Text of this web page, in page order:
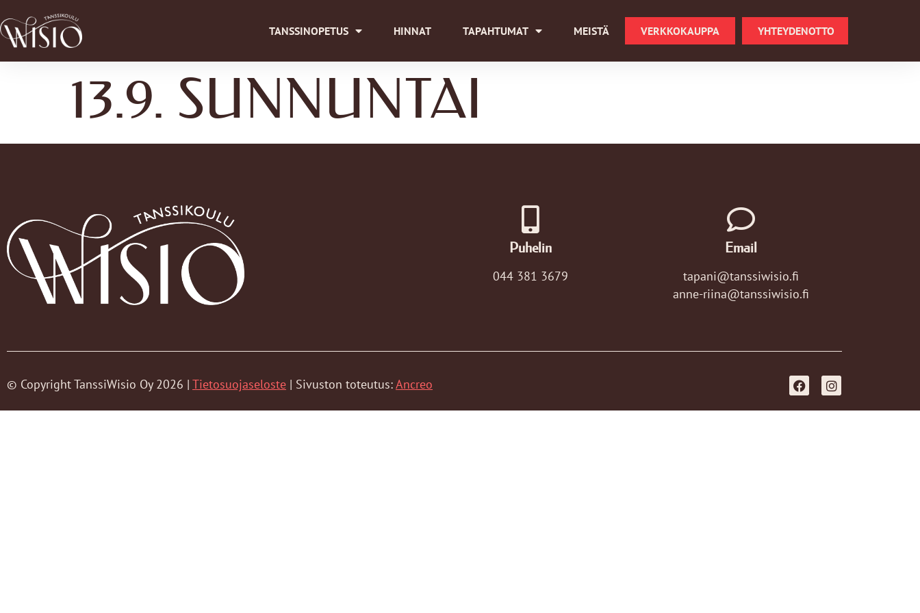
TANSSINOPETUS HINNAT TAPAHTUMAT MEISTÄ VERKKOKAUPPA YHTEYDENOTTO
13.9. SUNNUNTAI
Puhelin
044 381 3679
Email
tapani@tanssiwisio.fi
anne-riina@tanssiwisio.fi
© Copyright TanssiWisio Oy 2026 | Tietosuojaseloste | Sivuston toteutus:Ancreo